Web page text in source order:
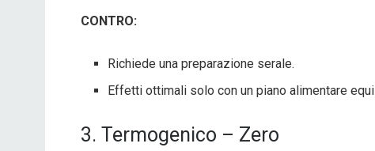
CONTRO:
Richiede una preparazione serale.
Effetti ottimali solo con un piano alimentare
3. Termogenico – Zero